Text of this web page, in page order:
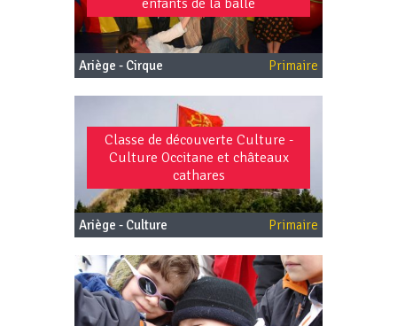
enfants de la balle
Ariège - Cirque Primaire
Classe de découverte Culture -
Culture Occitane et châteaux
cathares
Ariège - Culture Primaire